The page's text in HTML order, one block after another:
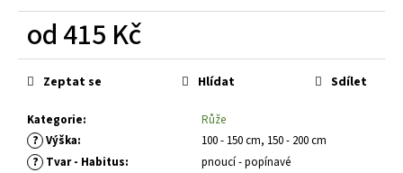
od415 Kč
Měrná
cena:
Kategorie: Růže
? Výška: 100 - 150 cm, 150 - 200 cm
? Tvar - Habitus: pnoucí - popínavé
Zeptat se Hlídat Sdílet
D
o
p
o
u